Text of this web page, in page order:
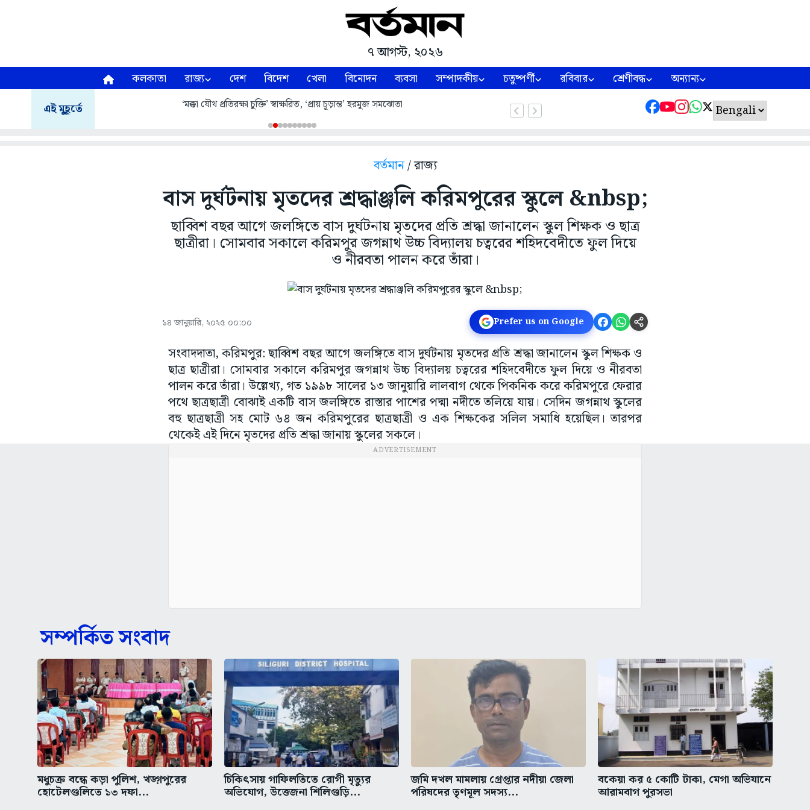
৭ আগস্ট, ২০২৬
কলকাতা রাজ্য দেশ বিদেশ খেলা বিনোদন ব্যবসা সম্পাদকীয় চতুষ্পর্ণী রবিবার শ্রেণীবদ্ধ অন্যান্য
এই মুহূর্তে ‘মক্কা যৌথ প্রতিরক্ষা চুক্তি’ স্বাক্ষরিত, ‘প্রায় চূড়ান্ত’ হরমুজ সমঝোতা
বর্তমান/ রাজ্য
বাস দুর্ঘটনায় মৃতদের শ্রদ্ধাঞ্জলি করিমপুরের স্কুলে &nbsp;
ছাব্বিশ বছর আগে জলঙ্গিতে বাস দুর্ঘটনায় মৃতদের প্রতি শ্রদ্ধা জানালেন স্কুল শিক্ষক ও ছাত্র
ছাত্রীরা। সোমবার সকালে করিমপুর জগন্নাথ উচ্চ বিদ্যালয় চত্বরের শহিদবেদীতে ফুল দিয়ে
ও নীরবতা পালন করে তাঁরা।
১৪ জানুয়ারি, ২০২৫ ০০:০০ Prefer us on Google
সংবাদদাতা, করিমপুর: ছাব্বিশ বছর আগে জলঙ্গিতে বাস দুর্ঘটনায় মৃতদের প্রতি শ্রদ্ধা জানালেন স্কুল শিক্ষক ও
ছাত্র ছাত্রীরা। সোমবার সকালে করিমপুর জগন্নাথ উচ্চ বিদ্যালয় চত্বরের শহিদবেদীতে ফুল দিয়ে ও নীরবতা
পালন করে তাঁরা। উল্লেখ্য, গত ১৯৯৮ সালের ১৩ জানুয়ারি লালবাগ থেকে পিকনিক করে করিমপুরে ফেরার
পথে ছাত্রছাত্রী বোঝাই একটি বাস জলঙ্গিতে রাস্তার পাশের পদ্মা নদীতে তলিয়ে যায়। সেদিন জগন্নাথ স্কুলের
বহু ছাত্রছাত্রী সহ মোট ৬৪ জন করিমপুরের ছাত্রছাত্রী ও এক শিক্ষকের সলিল সমাধি হয়েছিল। তারপর
থেকেই এই দিনে মৃতদের প্রতি শ্রদ্ধা জানায় স্কুলের সকলে।
ADVERTISEMENT
সম্পর্কিত সংবাদ
মধুচক্র বন্ধে কড়া পুলিশ, খড়্গপুরের
হোটেলগুলিতে ১৩ দফা...
চিকিৎসায় গাফিলতিতে রোগী মৃত্যুর
অভিযোগ, উত্তেজনা শিলিগুড়ি...
জমি দখল মামলায় গ্রেপ্তার নদীয়া জেলা
পরিষদের তৃণমূল সদস্য...
বকেয়া কর ৫ কোটি টাকা, মেগা অভিযানে
আরামবাগ পুরসভা